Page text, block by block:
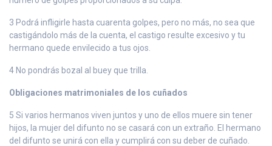
3 Podrá infligirle hasta cuarenta golpes, pero no más, no sea que
castigándolo más de la cuenta, el castigo resulte excesivo y tu
hermano quede envilecido a tus ojos.
4 No pondrás bozal al buey que trilla.
Obligaciones matrimoniales de los cuñados
5 Si varios hermanos viven juntos y uno de ellos muere sin tener
hijos, la mujer del difunto no se casará con un extraño. El hermano
del difunto se unirá con ella y cumplirá con su deber de cuñado.